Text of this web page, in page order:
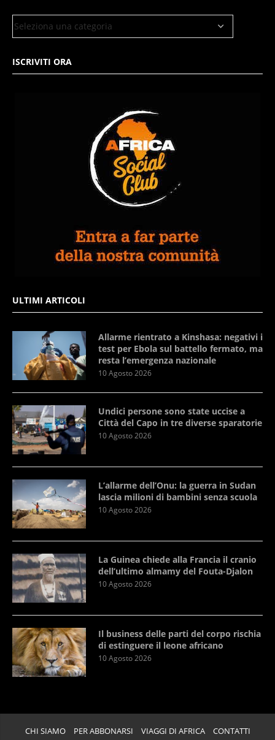
ISCRIVITI ORA
ULTIMI ARTICOLI
Allarme rientrato a Kinshasa: negativi i
test per Ebola sul battello fermato, ma
resta l’emergenza nazionale
10 Agosto 2026
Undici persone sono state uccise a
Città del Capo in tre diverse sparatorie
10 Agosto 2026
L’allarme dell’Onu: la guerra in Sudan
lascia milioni di bambini senza scuola
10 Agosto 2026
La Guinea chiede alla Francia il cranio
dell’ultimo almamy del Fouta-Djalon
10 Agosto 2026
Il business delle parti del corpo rischia
di estinguere il leone africano
10 Agosto 2026
CHI SIAMO PER ABBONARSI VIAGGI DI AFRICA
CONTATTI